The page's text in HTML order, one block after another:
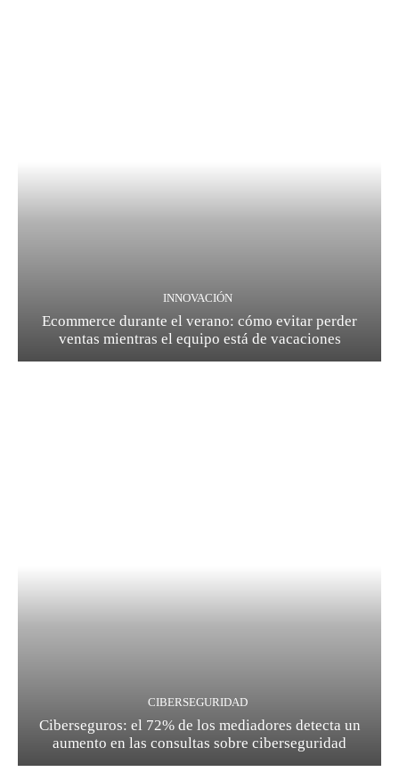
INNOVACIÓN
Ecommerce durante el verano: cómo evitar perder
ventas mientras el equipo está de vacaciones
CIBERSEGURIDAD
Ciberseguros: el 72% de los mediadores detecta un
aumento en las consultas sobre ciberseguridad